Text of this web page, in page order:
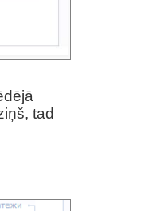
tad